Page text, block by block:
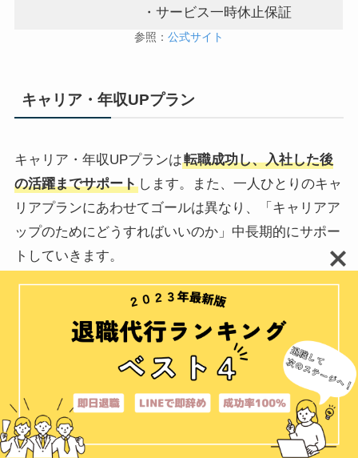
・サービス一時休止保証
参照： 公式サイト
キャリア・年収UPプラン
キャリア・年収UPプランは転職成功し、入社した後
の活躍までサポートします。また、一人ひとりのキャ
リアプランにあわせてゴールは異なり、「キャリアア
ップのためにどうすればいいのか」中長期的にサポー
トしていきます。
半年に2回の面談サポートまでついた、手厚いサポー
トが魅力です。料金は正直高い方であると言えます
が、年収が上がり、将来的に回収できると見越せば、
将来への投資と考えても良いでしょう。
時間をかけてキャリアアップ、年収アップを目指した
い人に向いています。